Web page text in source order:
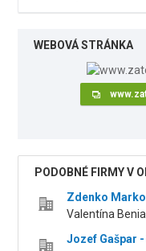
WEBOVÁ STRÁNKA
PODOBNÉ FIRMY V
Zdenko
Valentína
Jozef Gašpar